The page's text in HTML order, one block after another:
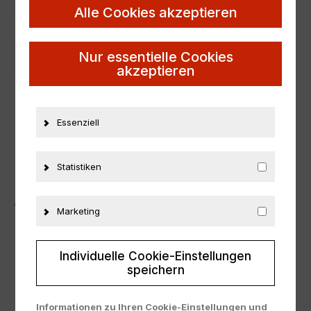
Herstellernummer OT901
Resine
PRODUKTSICHERHEIT
ÄHNLICHE PRODUKTE
Alle Cookies akzeptieren
Nur essentielle Cookies
akzeptieren
Essenziell
Statistiken
Marketing
Individuelle Cookie-Einstellungen
speichern
Informationen zu Ihren Cookie-Einstellungen und